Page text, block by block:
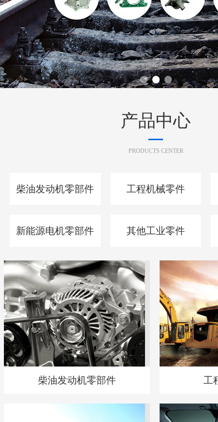
产品中心
PRODUCTS CENTER
柴油发动机零部件 工
柴油发动机零部件 工程机械零件
新能源电机零部件 其他工业零件